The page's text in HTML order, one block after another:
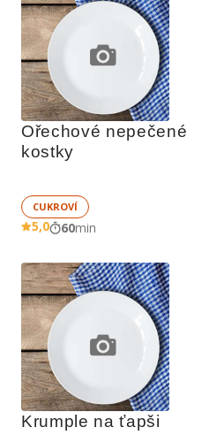
Ořechové nepečené
kostky
CUKROVÍ
5,0 60min
Krumple na ťapši